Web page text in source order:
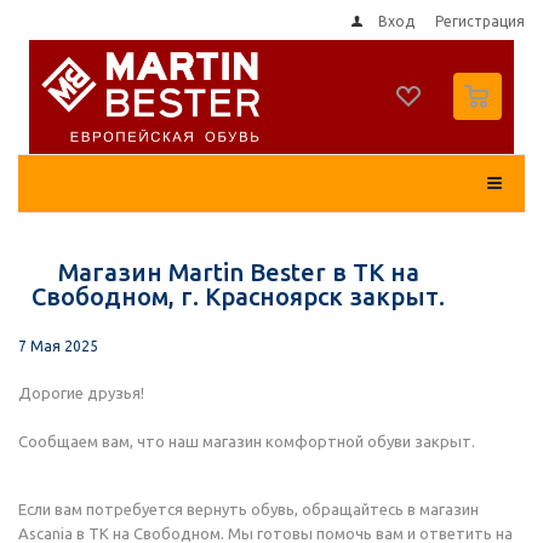
Вход Регистрация
Магазин Martin Bester в ТК на
Свободном, г. Красноярск закрыт.
7 Мая 2025
Дорогие друзья!
Сообщаем вам, что наш магазин комфортной обуви закрыт.
Если вам потребуется вернуть обувь, обращайтесь в магазин
Ascania в ТК на Свободном. Мы готовы помочь вам и ответить на